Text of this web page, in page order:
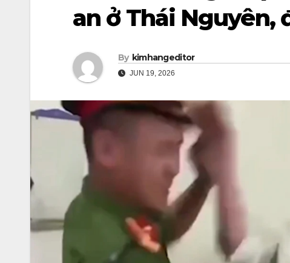
an ở Thái Nguyên,
By kimhangeditor
JUN 19, 2026